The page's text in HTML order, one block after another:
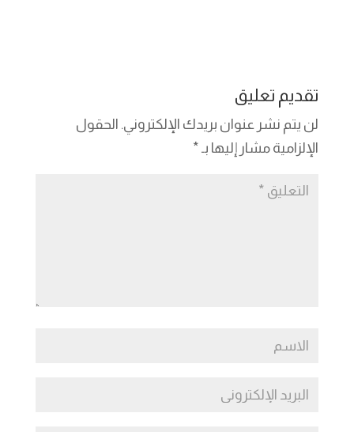
b
o
o
k
A
p
p
k
m
er
تقديم تعليق
لن يتم نشر عنوان بريدك الإلكتروني. الحقول
الإلزامية مشار إليها بـ *